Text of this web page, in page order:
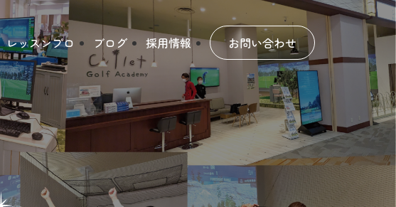
レッスンプロ ブログ 採用情報 お問い合わせ